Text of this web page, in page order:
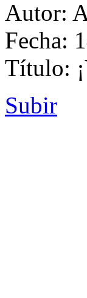
Autor:
Fecha:
Título:
Subir